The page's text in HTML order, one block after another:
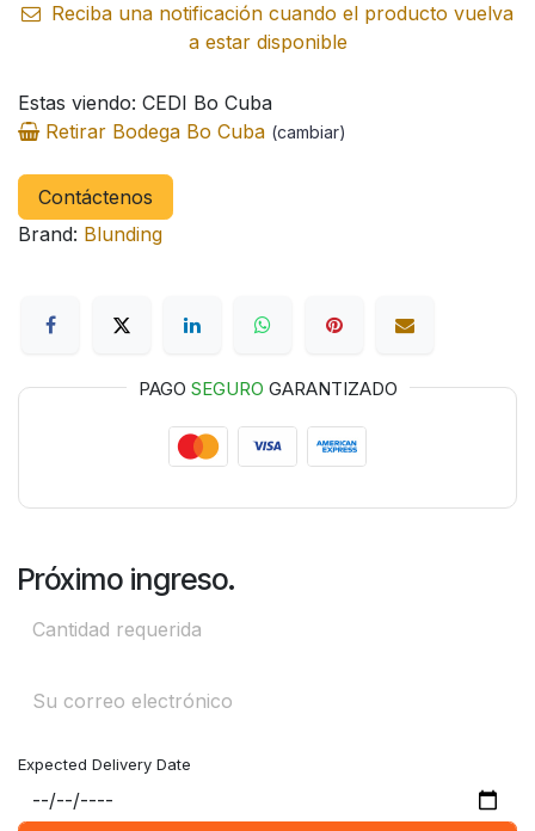
Reciba una notificación cuando el producto vuelva
a estar disponible
Estas viendo: CEDI Bo Cuba
Retirar Bodega Bo Cuba (cambiar)
Contáctenos
Brand: Blunding
PAGO SEGURO GARANTIZADO
Próximo ingreso.
Expected Delivery Date